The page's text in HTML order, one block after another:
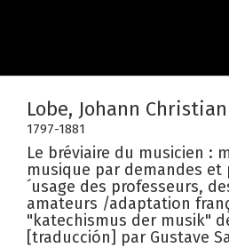
Lobe, Johann Christian
1797-1881
Le bréviaire du musicien :
musique par demandes et
´usage des professeurs,
amateurs /adaptation
"katechismus der musik"
[traducción] par Gustave